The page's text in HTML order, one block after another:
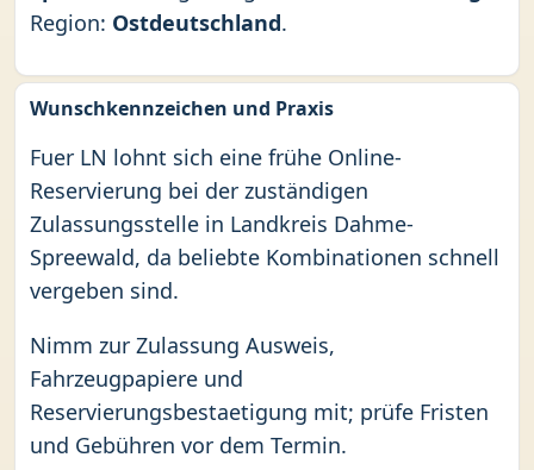
Region: Ostdeutschland.
Wunschkennzeichen und Praxis
Fuer LN lohnt sich eine frühe Online-
Reservierung bei der zuständigen
Zulassungsstelle in Landkreis Dahme-
Spreewald, da beliebte Kombinationen schnell
vergeben sind.
Nimm zur Zulassung Ausweis,
Fahrzeugpapiere und
Reservierungsbestaetigung mit; prüfe Fristen
und Gebühren vor dem Termin.